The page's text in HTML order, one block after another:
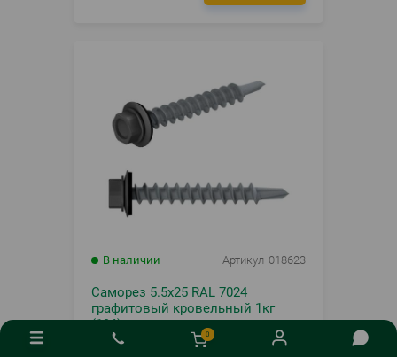
В наличии Артикул 018623
Саморез 5.5х25 RAL 7024
графитовый кровельный 1кг
(196)